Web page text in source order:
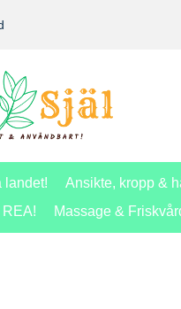
landet! Ansikte, kropp &
REA!
Massage &